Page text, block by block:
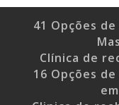
41 Opções
Clínica de
16 Opções